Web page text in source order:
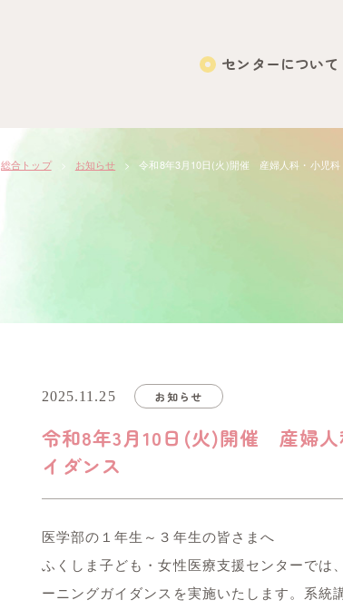
センターについて
総合トップ お知らせ 令和8年3月10日(火)開催 産婦人科・小児科
2025.11.25 お知らせ
令和8年3月10日(火)開催 産婦人
イダンス
医学部の１年生～３年生の皆さまへ
ふくしま子ども・女性医療支援センターでは
ーニングガイダンスを実施いたします。系